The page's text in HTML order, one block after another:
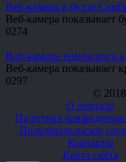
Веб-камера в бухте
Веб-камера показывает
0274
Веб-камера теннисного
Веб-камера показывает
0297
©
О портале
Политика
Пользовательское
Контакты
Карта сайта